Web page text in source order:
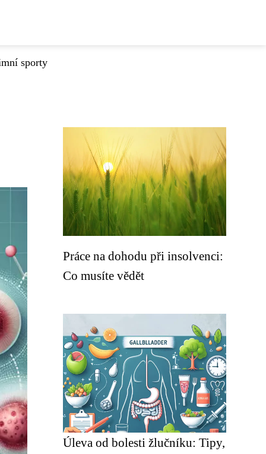
sporty
Práce na dohodu při insolvenci:
Co musíte vědět
Úleva od bolesti žlučníku: Tipy,